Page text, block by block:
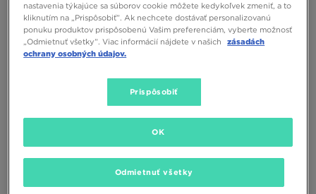
ADIDAS SUPERSTAR WINTER TREK ADIDAS SUPERSTAR WINTER TREK
nastavenia týkajúce sa súborov cookie môžete kedykoľvek zmeniť, a to
kliknutím na „Prispôsobiť”. Ak nechcete dostávať personalizovanú
ponuku produktov prispôsobenú Vašim preferenciám, vyberte možnosť
„Odmietnuť všetky”. Viac informácií nájdete v našich
zásadách
ochrany osobných údajov.
Prispôsobiť
Odmietnuť všetky
OK